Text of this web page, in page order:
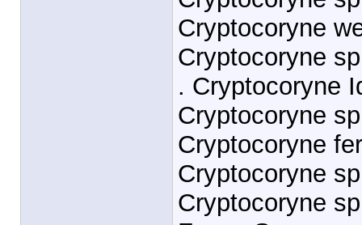
Cryptocoryne
Cryptocoryne
. Cryptocoryne
Cryptocoryne
Cryptocoryne
Cryptocoryne
Cryptocoryne